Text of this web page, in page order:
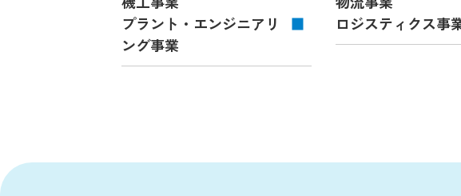
プラント・エンジニアリ
ング事業
ロジスティクス事